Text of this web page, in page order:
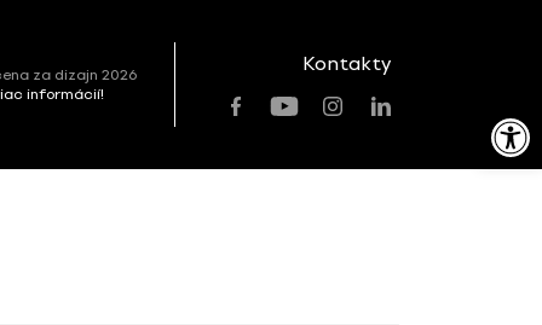
Open toolbar
za dizajn 2026
informácií!
Kontakty